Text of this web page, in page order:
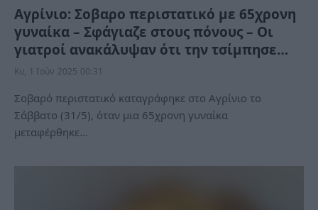
Αγρίνιο: Σοβαρο περιστατικό με 65χρονη
γυναίκα – Σφάγιαζε στους πόνους – Οι
γιατροί ανακάλυψαν ότι την τσίμπησε…
Κυ, 1 Ιούν 2025 00:31
Σοβαρό περιστατικό καταγράφηκε στο Αγρίνιο το
Σάββατο (31/5), όταν μια 65χρονη γυναίκα
μεταφέρθηκε…